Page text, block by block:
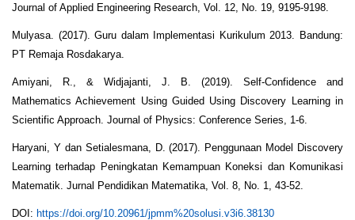
Journal of Applied Engineering Research, Vol. 12, No. 19, 9195-9198.
Mulyasa. (2017). Guru dalam Implementasi Kurikulum 2013. Bandung:
PT Remaja Rosdakarya.
Amiyani, R., & Widjajanti, J. B. (2019). Self-Confidence and
Mathematics Achievement Using Guided Using Discovery Learning in
Scientific Approach. Journal of Physics: Conference Series, 1-6.
Haryani, Y dan Setialesmana, D. (2017). Penggunaan Model Discovery
Learning terhadap Peningkatan Kemampuan Koneksi dan Komunikasi
Matematik. Jurnal Pendidikan Matematika, Vol. 8, No. 1, 43-52.
DOI: https://doi.org/10.20961/jpmm%20solusi.v3i6.38130